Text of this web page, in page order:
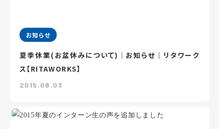
お知らせ
夏季休業(お盆休みについて)｜お知らせ｜リタワーク
ス【RITAWORKS】
2015.08.03